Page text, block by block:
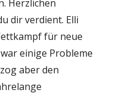
Herzlichen
dir verdient. Elli
für neue
einige Probleme
aber den